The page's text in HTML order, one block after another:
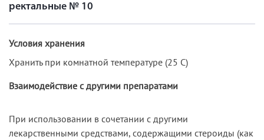
ректальные № 10
Условия хранения
Хранить при комнатной температуре (25 C)
Взаимодействие с другими препаратами
При использовании в сочетании с другими
лекарственными средствами, содержащими стероиды (как